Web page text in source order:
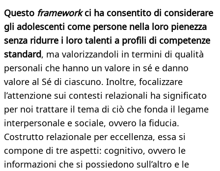
Questo frameworkci ha consentito di considerare
gli adolescenti come persone nella loro pienezza
senza ridurre i loro talenti a profili di competenze
standard, ma valorizzandoli in termini di qualità
personali che hanno un valore in sé e danno
valore al Sé di ciascuno. Inoltre, focalizzare
l’attenzione sui contesti relazionali ha significato
per noi trattare il tema di ciò che fonda il legame
interpersonale e sociale, ovvero la fiducia.
Costrutto relazionale per eccellenza, essa si
compone di tre aspetti: cognitivo, ovvero le
informazioni che si possiedono sull’altro e le